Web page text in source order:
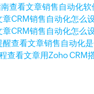
查看文章销售自动化
章CRM销售自动化怎么
章CRM销售自动化怎么
查看文章销售自动化
查看文章用Zoho CRM